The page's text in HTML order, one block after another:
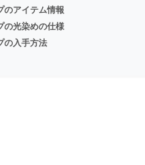
のアイテム情報
の光染めの仕様
の入手方法